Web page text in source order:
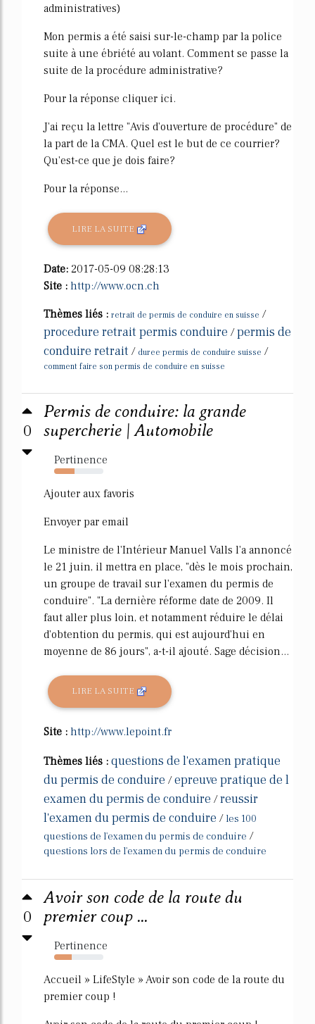
administratives)
Mon permis a été saisi sur-le-champ par la police
suite à une ébriété au volant. Comment se passe la
suite de la procédure administrative?
Pour la réponse cliquer ici.
J'ai reçu la lettre "Avis d'ouverture de procédure" de
la part de la CMA. Quel est le but de ce courrier?
Qu'est-ce que je dois faire?
Pour la réponse...
LIRE LA SUITE
Date: 2017-05-09 08:28:13
Site : http://www.ocn.ch
Thèmes liés : retrait de permis de conduire en suisse /
procedure retrait permis conduire /permis de
conduire retrait / duree permis de conduire suisse /
comment faire son permis de conduire en suisse
0
Permis de conduire: la grande
supercherie | Automobile
Pertinence
41%
Ajouter aux favoris
Envoyer par email
Le ministre de l'Intérieur Manuel Valls l'a annoncé
le 21 juin, il mettra en place, "dès le mois prochain,
un groupe de travail sur l'examen du permis de
conduire". "La dernière réforme date de 2009. Il
faut aller plus loin, et notamment réduire le délai
d'obtention du permis, qui est aujourd'hui en
moyenne de 86 jours", a-t-il ajouté. Sage décision...
LIRE LA SUITE
Site : http://www.lepoint.fr
Thèmes liés : questions de l'examen pratique
du permis de conduire /epreuve pratique de l
examen du permis de conduire /reussir
l'examen du permis de conduire / les 100
questions de l'examen du permis de conduire /
questions lors de l'examen du permis de conduire
0
Avoir son code de la route du
premier coup ...
Pertinence
35%
Accueil » LifeStyle » Avoir son code de la route du
premier coup !